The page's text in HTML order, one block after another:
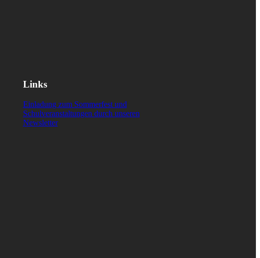
Links
Einladung zum Sommerfest und
Schulveranstaltungen durch unseren
Newsletter